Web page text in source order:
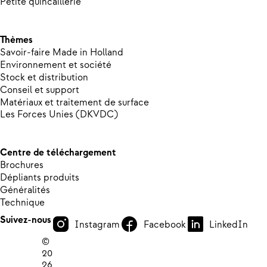
Thèmes
Savoir-faire Made in Holland
Environnement et société
Stock et distribution
Conseil et support
Matériaux et traitement de surface
Les Forces Unies (DKVDC)
Centre de téléchargement
Brochures
Dépliants produits
Généralités
Technique
Suivez-nous
Instagram Facebook
LinkedIn
©
20